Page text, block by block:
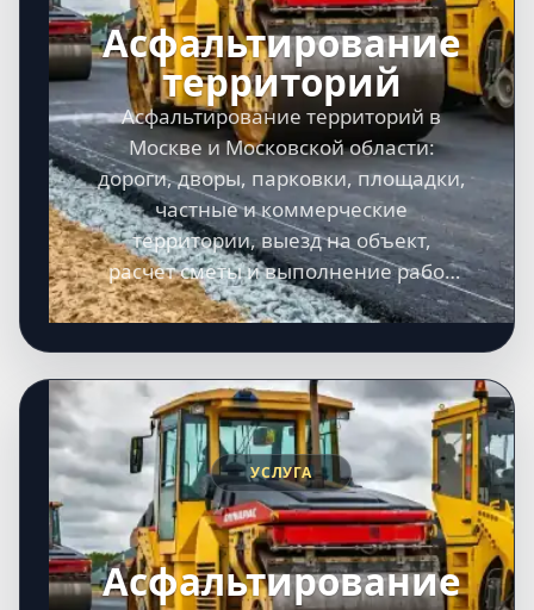
Асфальтирование
территорий
Асфальтирование территорий в
Москве и Московской области:
дороги, дворы, парковки, площадки,
частные и коммерческие
территории, выезд на объект,
расчет сметы и выполнение работ
под ключ.
УСЛУГА
Асфальтирование